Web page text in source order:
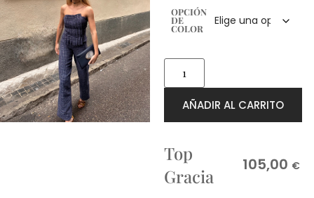
OPCIÓN
DE
COLOR
AÑADIR AL CARRITO
Top
Gracia
105,00 €